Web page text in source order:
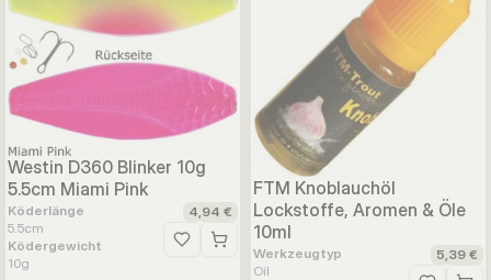
Westin D360 Blinker 10g
5.5cm Miami Pink
Köderlänge
5.5cm
Ködergewicht
10g
4,94 €
Zur Wunschliste hinzufügen
FTM Knoblauchöl
Lockstoffe, Aromen & Öle
10ml
Werkzeugtyp
Oil
5,39 €